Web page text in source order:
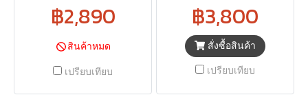
฿2,890
สินค้าหมด
เปรียบเทียบ
฿3,800
สั่งซื้อสินค้า
เปรียบเทียบ